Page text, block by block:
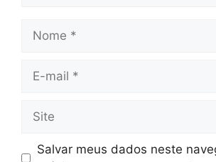
mail
Salvar meus dados neste